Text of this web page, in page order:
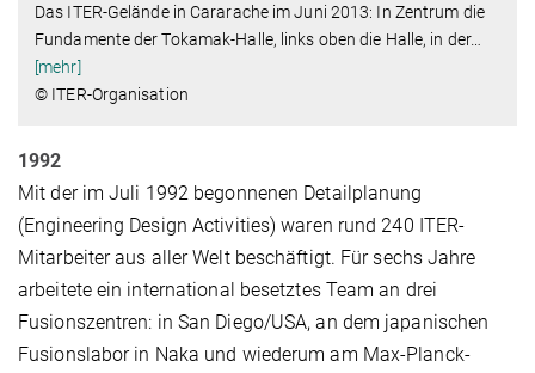
Das ITER-Gelände in Cararache im Juni 2013: In Zentrum die
Fundamente der Tokamak-Halle, links oben die Halle, in der…
[mehr]
© ITER-Organisation
1992
Mit der im Juli 1992 begonnenen Detailplanung
(Engineering Design Activities) waren rund 240 ITER-
Mitarbeiter aus aller Welt beschäftigt. Für sechs Jahre
arbeitete ein international besetztes Team an drei
Fusionszentren: in San Diego/USA, an dem japanischen
Fusionslabor in Naka und wiederum am Max-Planck-